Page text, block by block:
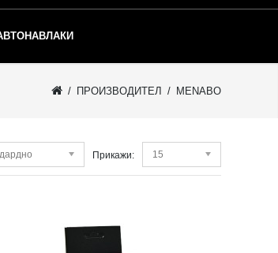
ПРОИЗВОДИТЕЛ MENABO
Прикажи: 15